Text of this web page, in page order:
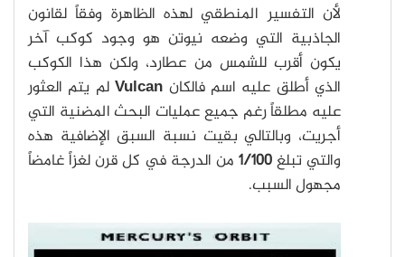
لأن التفسير المنطقي لهذه الظاهرة وفقاً لقانون
الجاذبية التي وضعه نيوتن هو وجود كوكب آخر
يكون أقرب للشمس من عطارد، ولكن هذا الكوكب
الذي أطلق عليه اسم فالكان Vulcanلم يتم العثور
عليه مطلقاً رغم جميع عمليات البحث المضنية التي
أجريت، وبالتالي بقيت نسبة السبق الإضافية هذه
والتي تبلغ1/100من الدرجة في كل قرن لغزاً غامضاً
مجهول السبب.